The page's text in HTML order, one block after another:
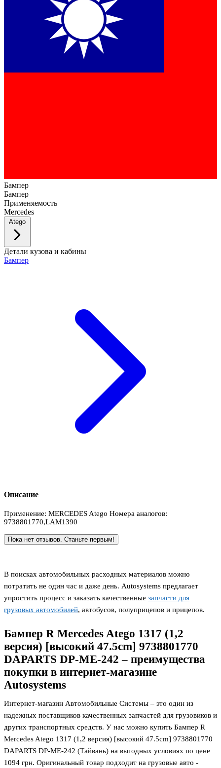
Бампер
Бампер
Применяемость
Mercedes
Детали кузова и кабины
Бампер
Описание
Применение: MERCEDES Atego Номера аналогов:
9738801770,LAM1390
Пока нет отзывов. Станьте первым!
В поисках автомобильных расходных материалов можно
потратить не один час и даже день. Autosystems предлагает
упростить процесс и заказать качественные запчасти для
грузовых автомобилей, автобусов, полуприцепов и прицепов.
Бампер R Mercedes Atego 1317 (1,2
версия) [высокий 47.5cm] 9738801770
DAPARTS DP-ME-242 – преимущества
покупки в интернет-магазине
Autosystems
Интернет-магазин Автомобильные Системы – это один из
надежных поставщиков качественных запчастей для грузовиков и
других транспортных средств. У нас можно купить Бампер R
Mercedes Atego 1317 (1,2 версия) [высокий 47.5cm] 9738801770
DAPARTS DP-ME-242 (Тайвань) на выгодных условиях по цене
1094 грн. Оригинальный товар подходит на грузовые авто -